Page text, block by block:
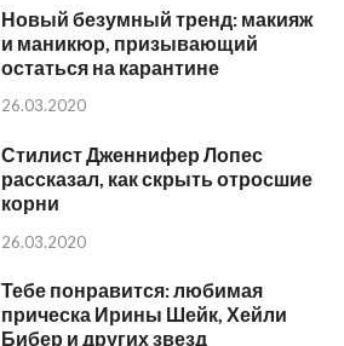
Новый безумный тренд: макияж
и маникюр, призывающий
остаться на карантине
26.03.2020
Стилист Дженнифер Лопес
рассказал, как скрыть отросшие
корни
26.03.2020
Тебе понравится: любимая
прическа Ирины Шейк, Хейли
Бибер и других звезд